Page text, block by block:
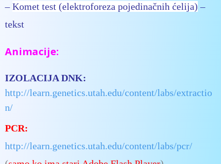
–Komet test (elektroforeza pojedinačnih ćelija) –
tekst
Animacije:
IZOLACIJA DNK:
http://learn.genetics.utah.edu/content/labs/extractio
n/
PCR:
http://learn.genetics.utah.edu/content/labs/pcr/